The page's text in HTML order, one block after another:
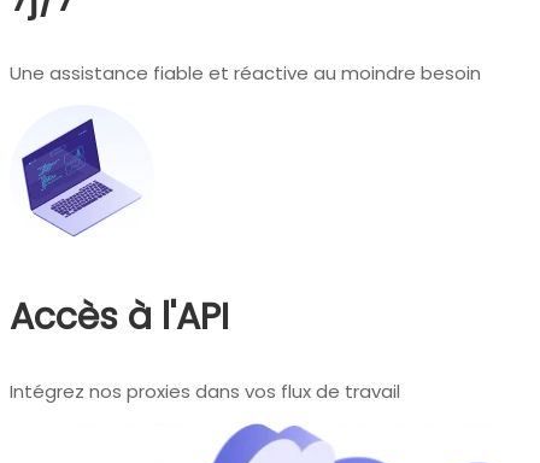
Une assistance fiable et réactive au moindre besoin
Accès à l'API
Intégrez nos proxies dans vos flux de travail